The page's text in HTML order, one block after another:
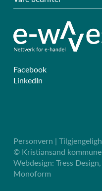
Facebook
LinkedIn
Personvern |
© Kristiansand
Webdesign: Tress Design
Monoform